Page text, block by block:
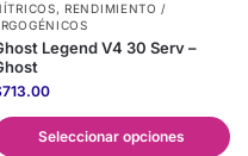
,RENDIMIENTO /
Legend V4 30 Serv –
713.00
Seleccionar opciones